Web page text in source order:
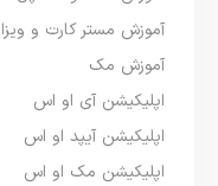
آموزش مستر کارت و ویزا
آموزش مک
اپلیکیشن آی او اس
اپلیکیشن آیپد او اس
اپلیکیشن مک او اس